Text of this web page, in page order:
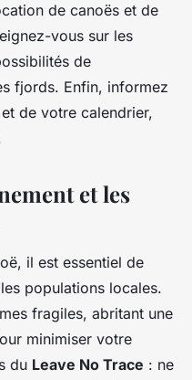
de canoës et de
vous sur les
de
fjords. Enfin, informez
de votre calendrier,
et les
il est essentiel de
populations locales.
fragiles, abritant une
minimiser votre
du Leave No Trace : ne